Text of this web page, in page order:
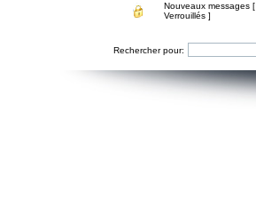
Nouveaux messages [
Verrouillés ]
Rechercher pour: